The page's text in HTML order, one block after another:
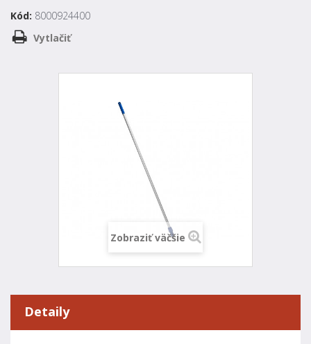
Kód: 8000924400
Vytlačiť
Zobraziť väčšie
Detaily